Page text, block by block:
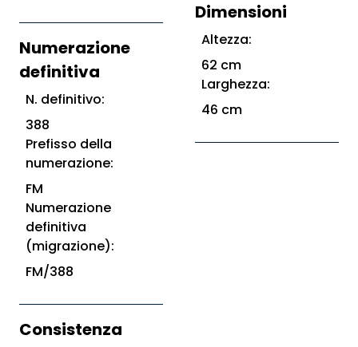
Numerazione
definitiva
N. definitivo:
388
Prefisso della
numerazione:
FM
Numerazione
definitiva
(migrazione):
FM/388
Consistenza
Dimensioni
Altezza:
62 cm
Larghezza:
46 cm